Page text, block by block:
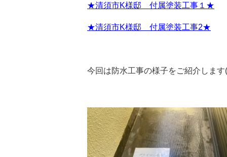
★清須市K様邸 付属塗装工事１★
★清須市K様邸 付属塗装工事2★
今回は防水工事の様子をご紹介します